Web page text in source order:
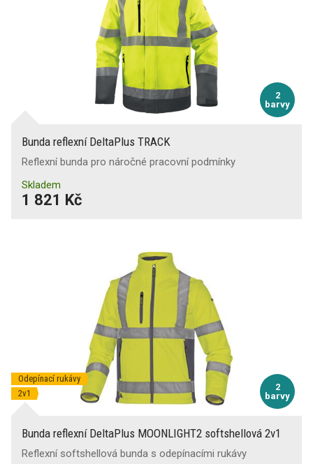
2
barvy
Bunda reflexní DeltaPlus TRACK
Reflexní bunda pro náročné pracovní podmínky
Skladem
1 821 Kč
2
barvy
Odepínací rukávy
2v1
Bunda reflexní DeltaPlus MOONLIGHT2 softshellová 2v1
Reflexní softshellová bunda s odepínacími rukávy